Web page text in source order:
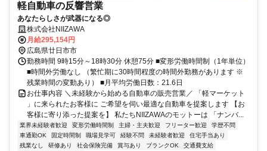
軽自動車の反響営業
あなたらしさが武器になる◎
株式会社NIIZAWA
月給295,154円
広島県廿日市市
勤務時間 9時15分～18時30分 休憩75分 ■変形労働時間制（1年単位）
■時間外労働なし （繁忙期に30時間程度の時間外勤務があります ※
残業時間の変動あり） ■月平均労働日数：21.6日
お仕事内容 ＼未経験から始める自動車の販売営業／ 「軽マーケット
」に来られたお客様に ご希望を伺い最適な自動車を提案します 【お
客様に寄り添った提案を】 私たちNIIZAWAのモットーは 「ナンバ...
業界未経験者歓迎 変形労働時間制 主婦・主夫歓迎 フリーター歓迎
学歴不問
車通勤OK
固定時間制 職場見学可 経験不問 未経験者歓迎
住宅手当あり
残業なし
研修あり 社会保険完備 賞与あり ブランクOK
交通費支給